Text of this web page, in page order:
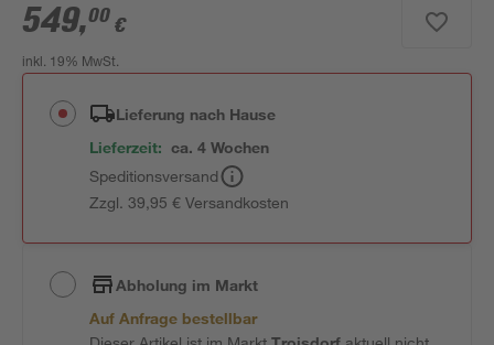
549,00 €
inkl. 19% MwSt.
Lieferung nach Hause
Lieferzeit: ca. 4 Wochen
Speditionsversand
Zzgl. 39,95 € Versandkosten
Abholung im Markt
Auf Anfrage bestellbar